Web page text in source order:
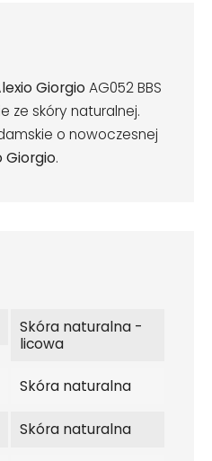
Giorgio AG052 BBS
ze skóry naturalnej.
o nowoczesnej
Giorgio.
Skóra naturalna -
licowa
Skóra naturalna
Skóra naturalna